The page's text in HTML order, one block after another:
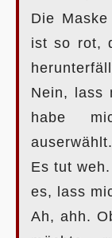
Die
ist so rot,
Nein, lass
habe
auserwählt.
Es tut
es, lass
Ah, ahh.